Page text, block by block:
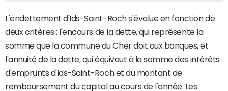
L'endettement d'Ids-Saint-Roch s'évalue en fonction de
deux critères : l'encours de la dette, qui représente la
somme que la commune du Cher doit aux banques, et
l'annuité de la dette, qui équivaut à la somme des intérêts
d'emprunts d'Ids-Saint-Roch et du montant de
remboursement du capital au cours de l'année. Les